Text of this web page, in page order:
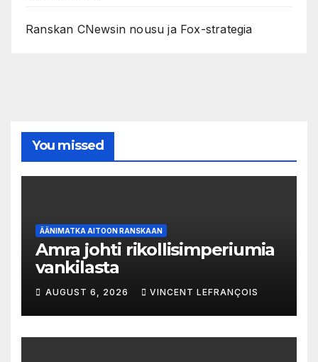
Ranskan CNewsin nousu ja Fox-strategia
You missed
ÄÄNIMATKA AITOON RANSKAAN
Amra johti rikollisimperiumia
vankilasta
AUGUST 6, 2026 VINCENT LEFRANÇOIS